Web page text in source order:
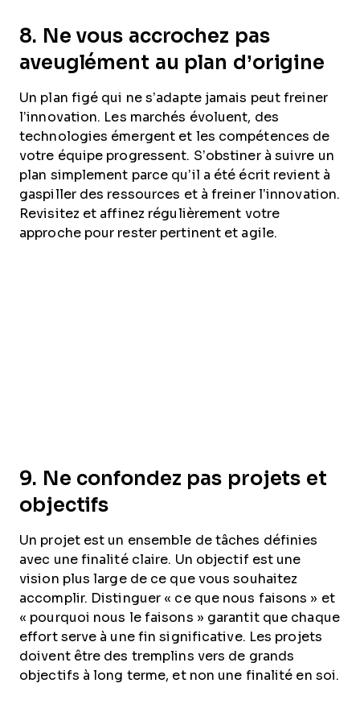
8. Ne vous accrochez pas
aveuglément au plan d’origine
Un plan figé qui ne s’adapte jamais peut freiner
l’innovation. Les marchés évoluent, des
technologies émergent et les compétences de
votre équipe progressent. S’obstiner à suivre un
plan simplement parce qu’il a été écrit revient à
gaspiller des ressources et à freiner l’innovation.
Revisitez et affinez régulièrement votre
approche pour rester pertinent et agile.
9. Ne confondez pas projets et
objectifs
Un projet est un ensemble de tâches définies
avec une finalité claire. Un objectif est une
vision plus large de ce que vous souhaitez
accomplir. Distinguer « ce que nous faisons » et
« pourquoi nous le faisons » garantit que chaque
effort serve à une fin significative. Les projets
doivent être des tremplins vers de grands
objectifs à long terme, et non une finalité en soi.